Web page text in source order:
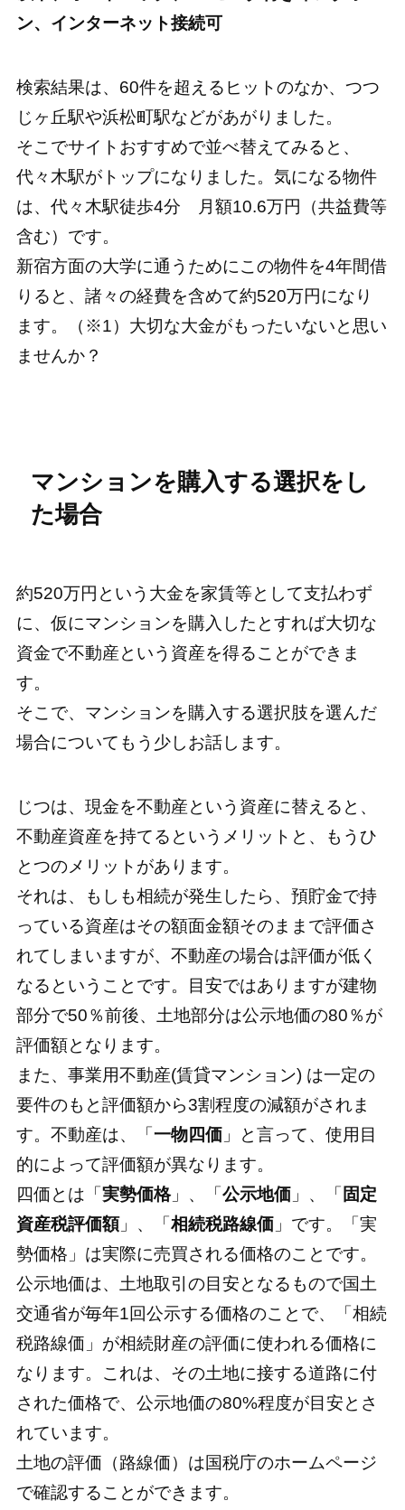
ン、インターネット接続可
検索結果は、60件を超えるヒットのなか、つつ
じヶ丘駅や浜松町駅などがあがりました。
そこでサイトおすすめで並べ替えてみると、
代々木駅がトップになりました。気になる物件
は、代々木駅徒歩4分 月額10.6万円（共益費等
含む）です。
新宿方面の大学に通うためにこの物件を4年間借
りると、諸々の経費を含めて約520万円になり
ます。（※1）大切な大金がもったいないと思い
ませんか？
マンションを購入する選択をし
た場合
約520万円という大金を家賃等として支払わず
に、仮にマンションを購入したとすれば大切な
資金で不動産という資産を得ることができま
す。
そこで、マンションを購入する選択肢を選んだ
場合についてもう少しお話します。
じつは、現金を不動産という資産に替えると、
不動産資産を持てるというメリットと、もうひ
とつのメリットがあります。
それは、もしも相続が発生したら、預貯金で持
っている資産はその額面金額そのままで評価さ
れてしまいますが、不動産の場合は評価が低く
なるということです。目安ではありますが建物
部分で50％前後、土地部分は公示地価の80％が
評価額となります。
また、事業用不動産(賃貸マンション) は一定の
要件のもと評価額から3割程度の減額がされま
す。不動産は、「一物四価」と言って、使用目
的によって評価額が異なります。
四価とは「実勢価格」、「公示地価」、「 固定
資産税評価額」、「相続税路線価」です。「実
勢価格」は実際に売買される価格のことです。
公示地価は、土地取引の目安となるもので国土
交通省が毎年1回公示する価格のことで、「相続
税路線価」が相続財産の評価に使われる価格に
なります。これは、その土地に接する道路に付
された価格で、公示地価の80%程度が目安とさ
れています。
土地の評価（路線価）は国税庁のホームページ
で確認することができます。